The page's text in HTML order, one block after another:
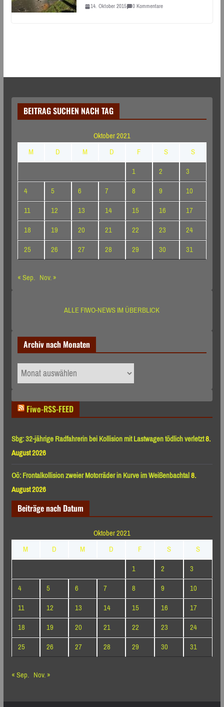
14. Oktober 2015 0 Kommentare
BEITRAG SUCHEN NACH TAG
Oktober 2021
M
D M D F S
S
1
2
3
4
5 6 7 8 9
10
11
12 13 14 15 16
17
18
19 20 21 22 23
24
25
26 27 28 29 30
31
« Sep. Nov. »
ALLE FIWO-NEWS IM ÜBERBLICK
Archiv nach Monaten
Archiv
nach
Fiwo-RSS-FEED
Sbg: 32-jährige Radfahrerin bei Kollision mit Lastwagen tödlich verletzt8.
August 2026
Oö: Frontalkollision zweier Motorräder in Kurve im Weißenbachtal8.
August 2026
Beiträge nach Datum
Oktober 2021
M
D M D F S
S
1
2
3
4
5 6 7 8 9
10
11
12 13 14 15 16
17
18
19 20 21 22 23
24
25
26 27 28 29 30
31
« Sep. Nov. »